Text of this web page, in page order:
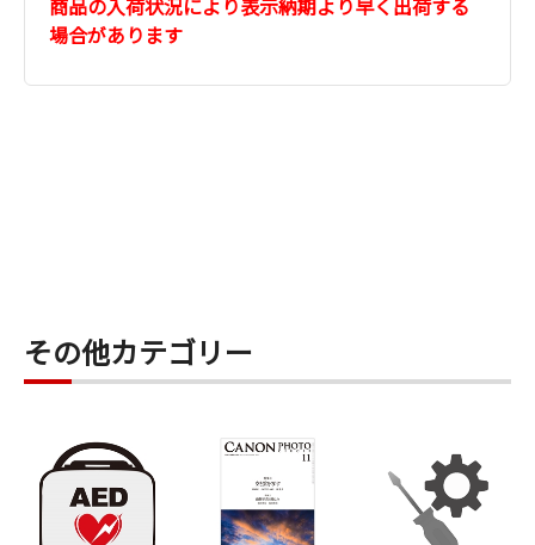
商品の入荷状況により表示納期より早く出荷する
場合があります
その他カテゴリー